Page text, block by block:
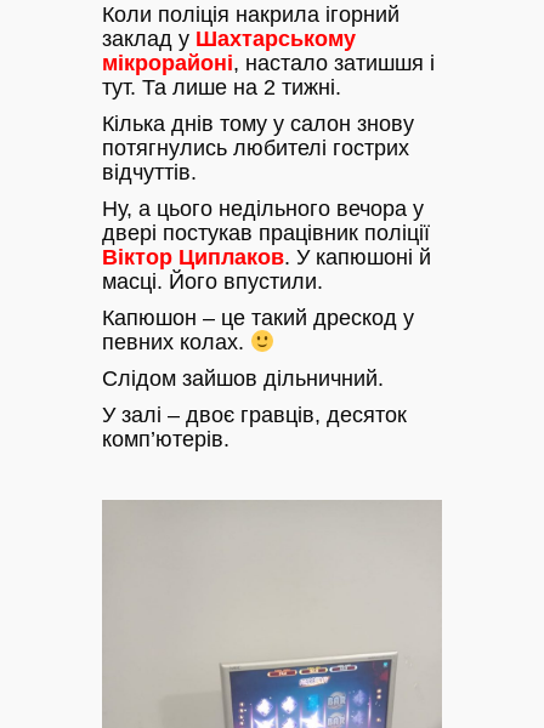
Коли поліція накрила ігорний
заклад у Шахтарському
мікрорайоні, настало затишшя і
тут. Та лише на 2 тижні.
Кілька днів тому у салон знову
потягнулись любителі гострих
відчуттів.
Ну, а цього недільного вечора у
двері постукав працівник поліції
Віктор Циплаков. У капюшоні й
масці. Його впустили.
Капюшон – це такий дрескод у
певних колах.
Слідом зайшов дільничний.
У залі – двоє гравців, десяток
комп’ютерів.